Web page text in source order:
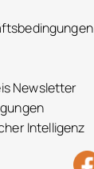
Newsletter
Intelligenz